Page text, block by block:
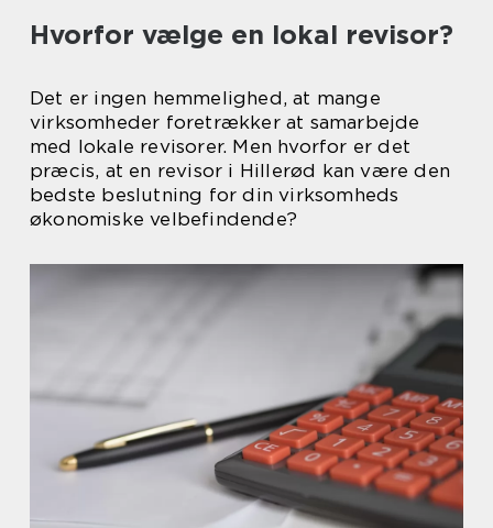
Hvorfor vælge en lokal revisor?
Det er ingen hemmelighed, at mange
virksomheder foretrækker at samarbejde
med lokale revisorer. Men hvorfor er det
præcis, at en revisor i Hillerød kan være den
bedste beslutning for din virksomheds
økonomiske velbefindende?